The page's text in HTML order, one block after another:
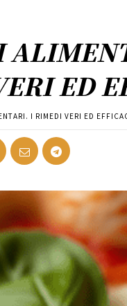
ED
I RIMEDI VERI ED